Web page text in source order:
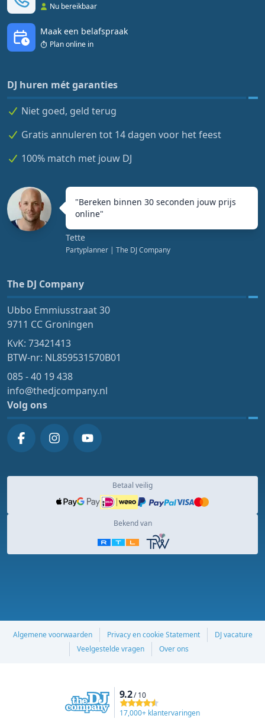
Nu bereikbaar
Maak een belafspraak
Plan online in
DJ huren mét garanties
Niet goed, geld terug
Gratis annuleren tot 14 dagen voor het feest
100% match met jouw DJ
"Bereken binnen 30 seconden jouw prijs
online"
Tette
Partyplanner | The DJ Company
The DJ Company
Ubbo Emmiusstraat 30
9711 CC Groningen
KvK: 73421413
BTW-nr: NL859531570B01
085 - 40 19 438
info@thedjcompany.nl
Volg ons
Betaal veilig
Bekend van
Algemene voorwaarden Privacy en cookie Statement
DJ vacature
Veelgestelde vragen
Over ons
9.2/ 10
17,000+ klantervaringen